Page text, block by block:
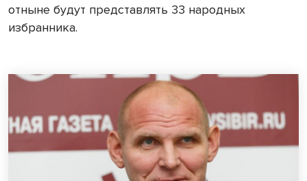
отныне будут представлять 33 народных
избранника.